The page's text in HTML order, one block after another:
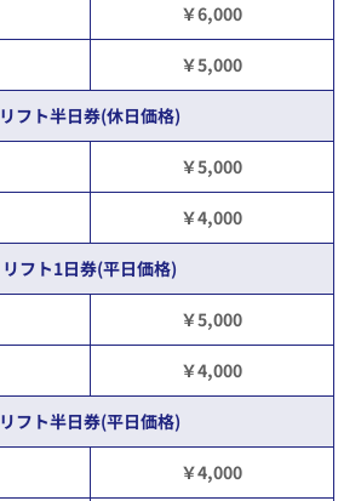
￥6,000
￥5,000
リフト半日券(休日価格)
￥5,000
￥4,000
リフト1日券(平日価格)
￥5,000
￥4,000
リフト半日券(平日価格)
￥4,000